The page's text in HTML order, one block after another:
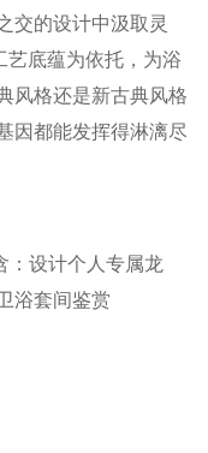
交的设计中汲取灵
底蕴为依托，为浴
风格还是新古典风格
因都能发挥得淋漓尽
设计个人专属龙
浴套间鉴赏